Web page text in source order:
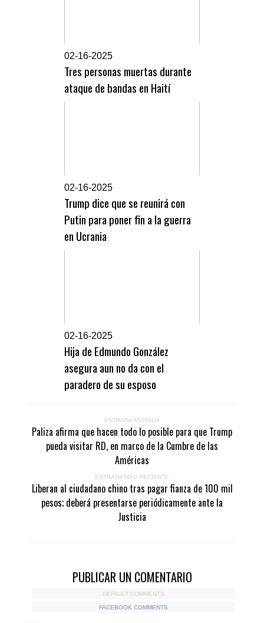
02-16-2025
Tres personas muertas durante
ataque de bandas en Haití
02-16-2025
Trump dice que se reunirá con
Putin para poner fin a la guerra
en Ucrania
02-16-2025
Hija de Edmundo González
asegura aun no da con el
paradero de su esposo
ENTRADA ANTIGUA
Paliza afirma que hacen todo lo posible para que Trump
pueda visitar RD, en marco de la Cumbre de las
Américas
ENTRADA MÁS RECIENTE
Liberan al ciudadano chino tras pagar fianza de 100 mil
pesos; deberá presentarse periódicamente ante la
Justicia
PUBLICAR UN COMENTARIO
DEFAULT COMMENTS
FACEBOOK COMMENTS